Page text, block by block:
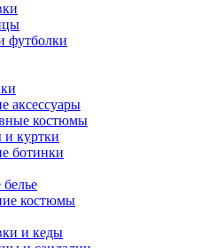
футболки
аксессуары
костюмы
куртки
ботинки
костюмы
и кеды